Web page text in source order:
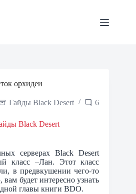
орхидеи
Гайды Black Desert 6
Black Desert
серверах Black Desert
класс –Лан. Этот класс
в предвкушении чего-то
будет интересно узнать
главы книги BDO.